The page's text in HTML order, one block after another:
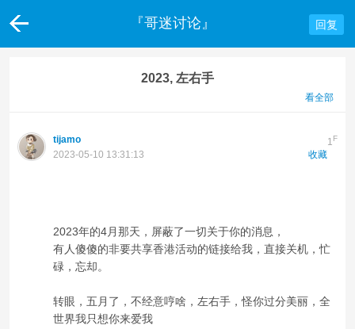
回复
『哥迷讨论』
2023, 左右手
看全部
1F
tijamo
收藏
2023-05-10 13:31:13
2023年的4月那天，屏蔽了一切关于你的消息，
有人傻傻的非要共享香港活动的链接给我，直接关机，忙
碌，忘却。
转眼，五月了，不经意哼啥，左右手，怪你过分美丽，全
世界我只想你来爱我